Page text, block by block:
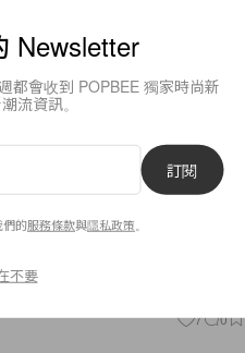
剛發佈，不少新品已
7 0
Newsletter
都會收到 POPBEE 獨家時尚新
流資訊。
訂閱
們的服務條款與隱私政策
不要